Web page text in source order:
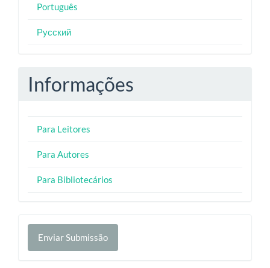
Português
Русский
Informações
Para Leitores
Para Autores
Para Bibliotecários
Enviar
Submissão
Enviar Submissão